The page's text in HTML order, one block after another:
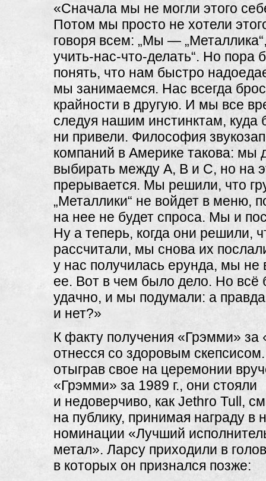
«Сначала мы не могли этого
Потом мы просто не хотели
говоря всем: „Мы —
учить-нас-что-делать“. Но пора
понять, что нам быстро
мы занимаемся. Нас всегда
крайности в другую. И мы все
следуя нашим инстинктам, куда
ни привели. Философия
компаний в Америке такова: мы
выбирать между А, В и С, но на
прерывается. Мы решили, что
„Металлики“ не войдет в меню,
на нее не будет спроса. Мы и
Ну а теперь, когда они решили,
рассчитали, мы снова их
у нас получилась ерунда, мы не
ее. Вот в чем было дело. Но всё
удачно, и мы подумали: а
и нет?»
К факту получения «Грэмми» за
отнесся со здоровым скепсисом.
отыграв свое на церемонии
«Грэмми» за 1989 г., они стояли
и недоверчиво, как Jethro Tull,
на публику, принимая награду в
номинации «Лучший
метал». Ларсу приходили в
в которых он признался позже: